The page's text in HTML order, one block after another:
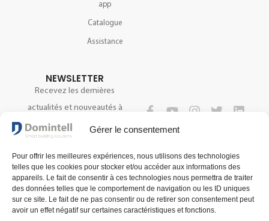
Gérer le consentement
Pour offrir les meilleures expériences, nous utilisons des technologies
telles que les cookies pour stocker et/ou accéder aux informations des
appareils. Le fait de consentir à ces technologies nous permettra de traiter
des données telles que le comportement de navigation ou les ID uniques
sur ce site. Le fait de ne pas consentir ou de retirer son consentement peut
avoir un effet négatif sur certaines caractéristiques et fonctions.
app
Catalogue
Assistance
NEWSLETTER
Recevez les dernières
actualités et nouveautés à
propos de notre technologie.
S'INSCRIRE
SUIVEZ-NOUS